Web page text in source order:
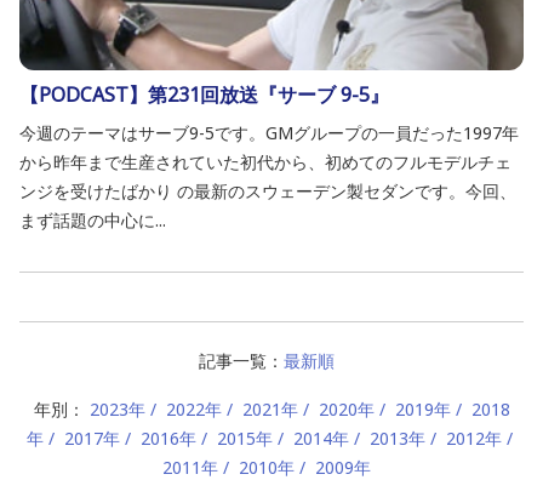
【PODCAST】第231回放送『サーブ 9-5』
今週のテーマはサーブ9-5です。GMグループの一員だった1997年
から昨年まで生産されていた初代から、初めてのフルモデルチェ
ンジを受けたばかり の最新のスウェーデン製セダンです。今回、
まず話題の中心に...
記事一覧： 最新順
年別： 2023年 2022年 2021年 2020年 2019年
2018
年
2017年 2016年 2015年 2014年 2013年
2012年
2011年
2010年 2009年